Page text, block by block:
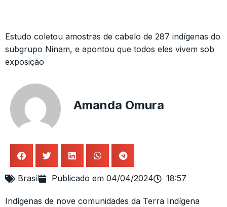
Estudo coletou amostras de cabelo de 287 indígenas do
subgrupo Ninam, e apontou que todos eles vivem sob
exposição
Amanda Omura
Brasil Publicado em 04/04/2024 18:57
Indígenas de nove comunidades da Terra Indígena